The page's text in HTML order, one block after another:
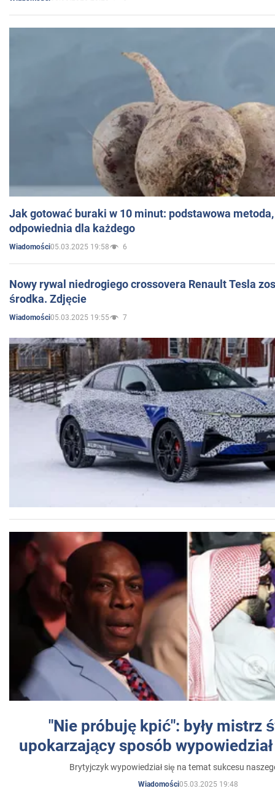
Jak gotować buraki w 10 minut: podstawowa
odpowiednia dla każdego
Wiadomości05.03.2025 19:58 6
Nowy rywal niedrogiego crossovera Renault Tesla
środka. Zdjęcie
Wiadomości05.03.2025 19:55 7
"Nie próbuję kpić": były mistrz
upokarzający sposób
Brytyjczyk wypowiedział się na temat sukcesu
Wiadomości05.03.2025 19:48